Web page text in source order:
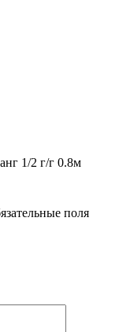
1/2 г/г 0.8м
поля